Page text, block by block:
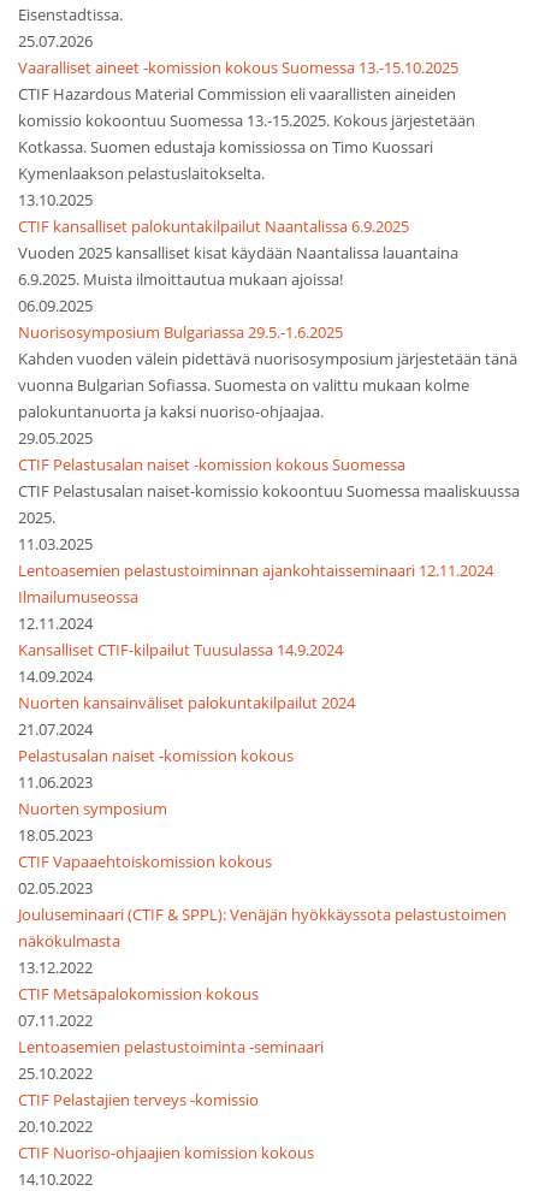
Eisenstadtissa.
25.07.2026
Vaaralliset aineet -komission kokous Suomessa 13.-15.10.2025
CTIF Hazardous Material Commission eli vaarallisten aineiden
komissio kokoontuu Suomessa 13.-15.2025. Kokous järjestetään
Kotkassa. Suomen edustaja komissiossa on Timo Kuossari
Kymenlaakson pelastuslaitokselta.
13.10.2025
CTIF kansalliset palokuntakilpailut Naantalissa 6.9.2025
Vuoden 2025 kansalliset kisat käydään Naantalissa lauantaina
6.9.2025. Muista ilmoittautua mukaan ajoissa!
06.09.2025
Nuorisosymposium Bulgariassa 29.5.-1.6.2025
Kahden vuoden välein pidettävä nuorisosymposium järjestetään tänä
vuonna Bulgarian Sofiassa. Suomesta on valittu mukaan kolme
palokuntanuorta ja kaksi nuoriso-ohjaajaa.
29.05.2025
CTIF Pelastusalan naiset -komission kokous Suomessa
CTIF Pelastusalan naiset-komissio kokoontuu Suomessa maaliskuussa
2025.
11.03.2025
Lentoasemien pelastustoiminnan ajankohtaisseminaari 12.11.2024
Ilmailumuseossa
12.11.2024
Kansalliset CTIF-kilpailut Tuusulassa 14.9.2024
14.09.2024
Nuorten kansainväliset palokuntakilpailut 2024
21.07.2024
Pelastusalan naiset -komission kokous
11.06.2023
Nuorten symposium
18.05.2023
CTIF Vapaaehtoiskomission kokous
02.05.2023
Jouluseminaari (CTIF & SPPL): Venäjän hyökkäyssota pelastustoimen
näkökulmasta
13.12.2022
CTIF Metsäpalokomission kokous
07.11.2022
Lentoasemien pelastustoiminta -seminaari
25.10.2022
CTIF Pelastajien terveys -komissio
20.10.2022
CTIF Nuoriso-ohjaajien komission kokous
14.10.2022